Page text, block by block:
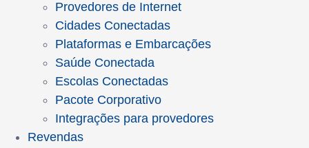
Provedores de Internet
Cidades Conectadas
Plataformas e Embarcações
Saúde Conectada
Escolas Conectadas
Pacote Corporativo
Integrações para provedores
Revendas